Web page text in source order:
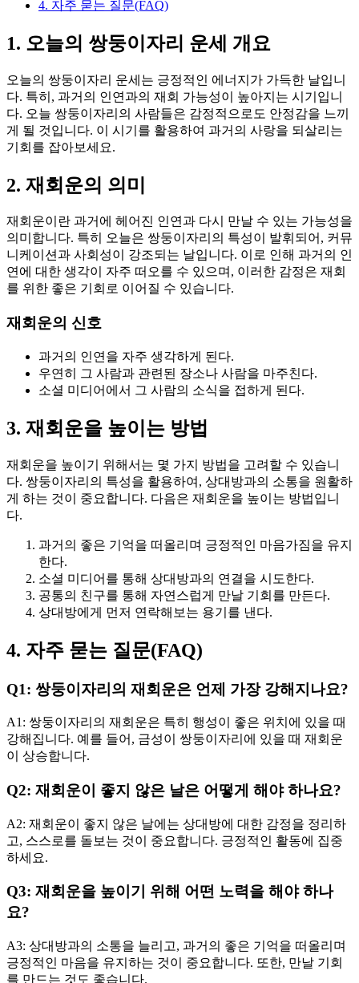
4. 자주 묻는 질문(FAQ)
1. 오늘의 쌍둥이자리 운세 개요
오늘의 쌍둥이자리 운세는 긍정적인 에너지가 가득한 날입니
다. 특히, 과거의 인연과의 재회 가능성이 높아지는 시기입니
다. 오늘 쌍둥이자리의 사람들은 감정적으로도 안정감을 느끼
게 될 것입니다. 이 시기를 활용하여 과거의 사랑을 되살리는
기회를 잡아보세요.
2. 재회운의 의미
재회운이란 과거에 헤어진 인연과 다시 만날 수 있는 가능성을
의미합니다. 특히 오늘은 쌍둥이자리의 특성이 발휘되어, 커뮤
니케이션과 사회성이 강조되는 날입니다. 이로 인해 과거의 인
연에 대한 생각이 자주 떠오를 수 있으며, 이러한 감정은 재회
를 위한 좋은 기회로 이어질 수 있습니다.
재회운의 신호
과거의 인연을 자주 생각하게 된다.
우연히 그 사람과 관련된 장소나 사람을 마주친다.
소셜 미디어에서 그 사람의 소식을 접하게 된다.
3. 재회운을 높이는 방법
재회운을 높이기 위해서는 몇 가지 방법을 고려할 수 있습니
다. 쌍둥이자리의 특성을 활용하여, 상대방과의 소통을 원활하
게 하는 것이 중요합니다. 다음은 재회운을 높이는 방법입니
다.
과거의 좋은 기억을 떠올리며 긍정적인 마음가짐을 유지
한다.
소셜 미디어를 통해 상대방과의 연결을 시도한다.
공통의 친구를 통해 자연스럽게 만날 기회를 만든다.
상대방에게 먼저 연락해보는 용기를 낸다.
4. 자주 묻는 질문(FAQ)
Q1: 쌍둥이자리의 재회운은 언제 가장 강해지나요?
A1: 쌍둥이자리의 재회운은 특히 행성이 좋은 위치에 있을 때
강해집니다. 예를 들어, 금성이 쌍둥이자리에 있을 때 재회운
이 상승합니다.
Q2: 재회운이 좋지 않은 날은 어떻게 해야 하나요?
A2: 재회운이 좋지 않은 날에는 상대방에 대한 감정을 정리하
고, 스스로를 돌보는 것이 중요합니다. 긍정적인 활동에 집중
하세요.
Q3: 재회운을 높이기 위해 어떤 노력을 해야 하나
요?
A3: 상대방과의 소통을 늘리고, 과거의 좋은 기억을 떠올리며
긍정적인 마음을 유지하는 것이 중요합니다. 또한, 만날 기회
를 만드는 것도 좋습니다.